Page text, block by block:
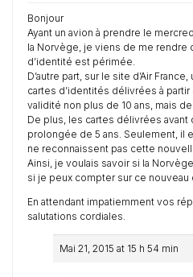
Bonjour
Ayant un avion à prendre le
la Norvège, je viens de me rendre
d’identité est périmée.
D’autre part, sur le site d’Air
cartes d’identités délivrées à
validité non plus de 10 ans, mais de
De plus, les cartes délivrées
prolongée de 5 ans. Seulement, il
ne reconnaissent pas cette
Ainsi, je voulais savoir si la
si je peux compter sur ce nouveau
En attendant impatiemment vos
salutations cordiales.
Mai 21, 2015 at 15 h 54 min